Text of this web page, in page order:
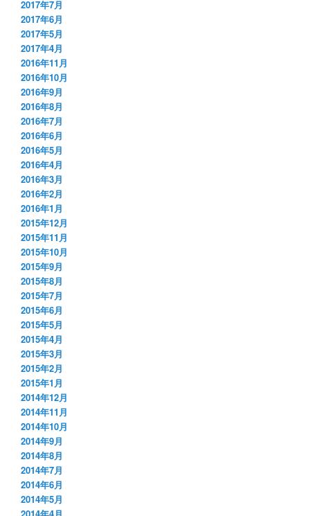
2017年7月
2017年6月
2017年5月
2017年4月
2016年11月
2016年10月
2016年9月
2016年8月
2016年7月
2016年6月
2016年5月
2016年4月
2016年3月
2016年2月
2016年1月
2015年12月
2015年11月
2015年10月
2015年9月
2015年8月
2015年7月
2015年6月
2015年5月
2015年4月
2015年3月
2015年2月
2015年1月
2014年12月
2014年11月
2014年10月
2014年9月
2014年8月
2014年7月
2014年6月
2014年5月